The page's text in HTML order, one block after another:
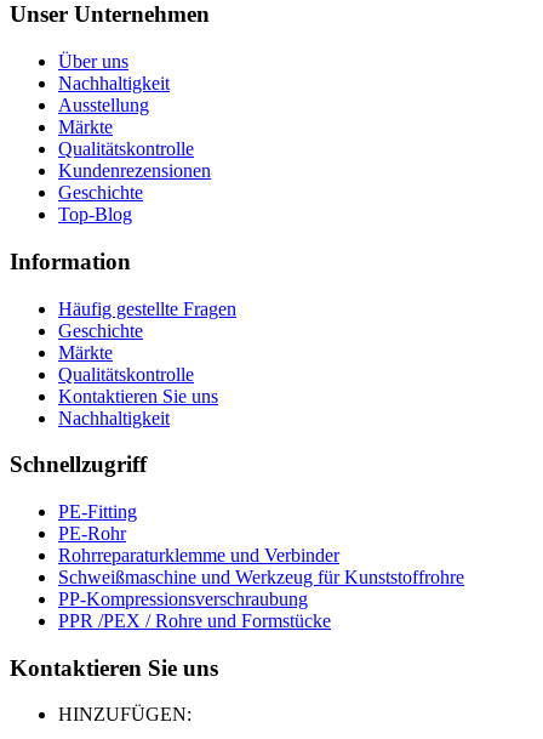
Unser Unternehmen
Über uns
Nachhaltigkeit
Ausstellung
Märkte
Qualitätskontrolle
Kundenrezensionen
Geschichte
Top-Blog
Information
Häufig gestellte Fragen
Geschichte
Märkte
Qualitätskontrolle
Kontaktieren Sie uns
Nachhaltigkeit
Schnellzugriff
PE-Fitting
PE-Rohr
Rohrreparaturklemme und Verbinder
Schweißmaschine und Werkzeug für Kunststoffrohre
PP-Kompressionsverschraubung
PPR /PEX / Rohre und Formstücke
Kontaktieren Sie uns
HINZUFÜGEN: